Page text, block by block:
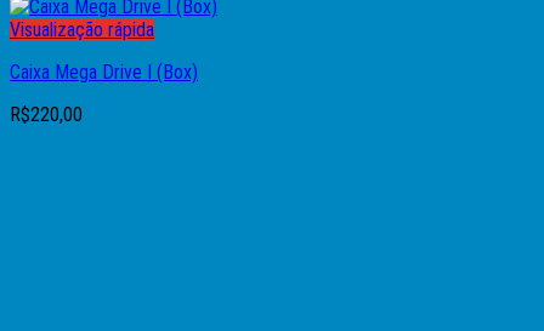
Visualização rápida
Caixa Mega Drive I (Box)
R$220,00